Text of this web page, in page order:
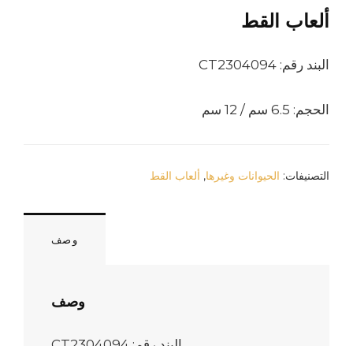
ألعاب القط
البند رقم: CT2304094
الحجم: 6.5 سم / 12 سم
التصنيفات: الحيوانات وغيرها, ألعاب القط
وصف
وصف